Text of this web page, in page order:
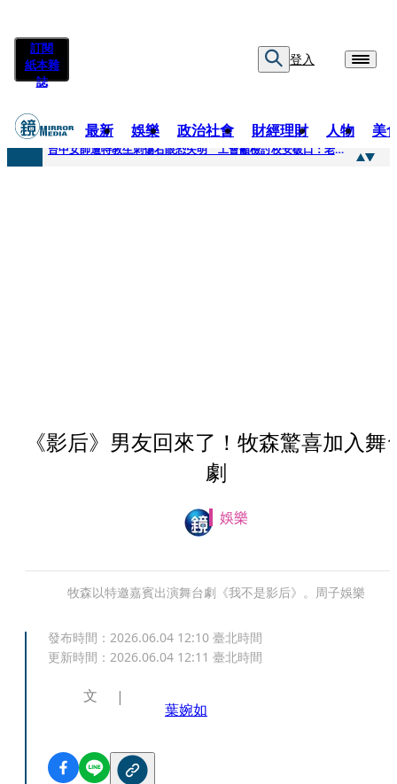
訂閱
紙本雜
誌
登入
最新 娛樂 政治社會 財經理財 人物 美
快訊
台中女師遭特教生刺傷右眼恐失明 工會籲檢討校安破口：老師不是肉身盾牌
《影后》男友回來了！牧森驚喜加入舞
劇
娛樂
牧森以特邀嘉賓出演舞台劇《我不是影后》。周子娛樂
發布時間： 2026.06.04 12:10 臺北時間
更新時間： 2026.06.04 12:11 臺北時間
文
葉婉如